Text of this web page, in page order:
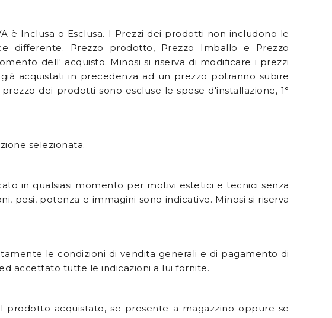
è Inclusa o Esclusa. I Prezzi dei prodotti non includono le
differente. Prezzo prodotto, Prezzo Imballo e Prezzo
dell' acquisto. Minosi si riserva di modificare i prezzi
acquistati in precedenza ad un prezzo potranno subire
dei prodotti sono escluse le spese d'installazione, 1°
selezionata.
in qualsiasi momento per motivi estetici e tecnici senza
pesi, potenza e immagini sono indicative. Minosi si riserva
le condizioni di vendita generali e di pagamento di
accettato tutte le indicazioni a lui fornite.
acquistato, se presente a magazzino oppure se